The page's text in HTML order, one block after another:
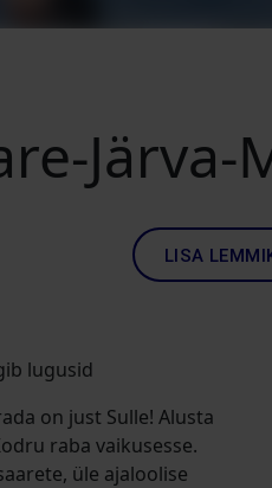
LISA
lugusid
on just Sulle! Alusta
raba vaikusesse.
üle ajaloolise